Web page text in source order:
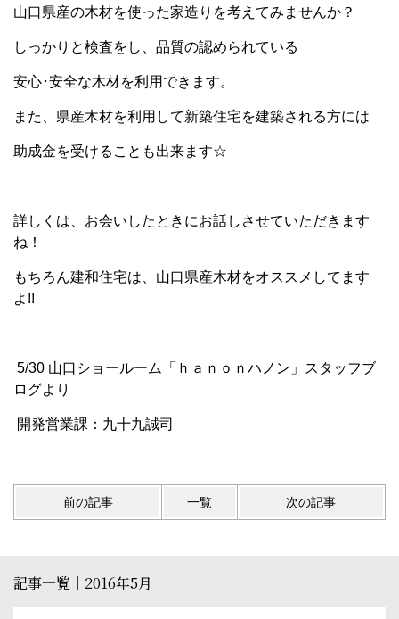
山口県産の木材を使った家造りを考えてみませんか？
しっかりと検査をし、品質の認められている
安心･安全な木材を利用できます。
また、県産木材を利用して新築住宅を建築される方には
助成金を受けることも出来ます☆
詳しくは、お会いしたときにお話しさせていただきます
ね！
もちろん建和住宅は、山口県産木材をオススメしてます
よ!!
5/30 山口ショールーム「ｈａｎｏｎハノン」スタッフブ
ログより
開発営業課：九十九誠司
前の記事 一覧 次の記事
記事一覧｜2016年5月